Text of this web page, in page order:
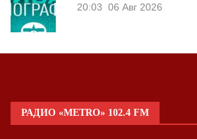
20:03 06 Авг 2026
РАДИО «METRO» 102.4 FM